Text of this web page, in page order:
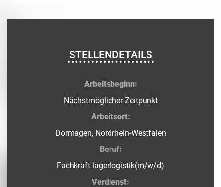
STELLENDETAILS
Arbeitsbeginn:
Nächstmöglicher Zeitpunkt
Arbeitsort:
Dormagen, Nordrhein-Westfalen
Beruf:
Fachkraft lagerlogistik(m/w/d)
Verdienst: